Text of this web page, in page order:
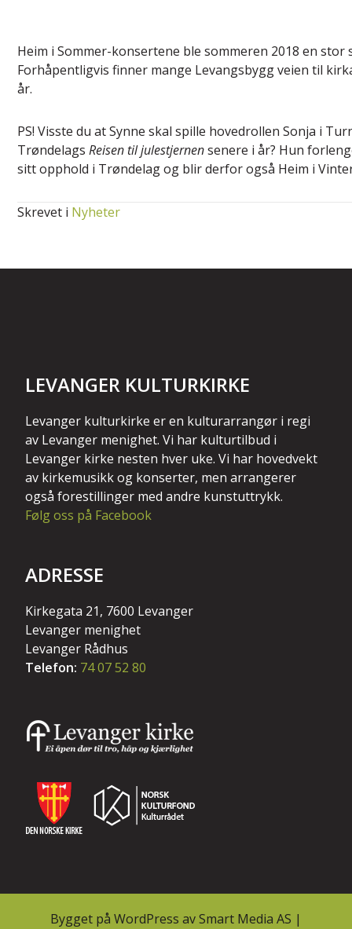
Heim i Sommer-konsertene ble sommeren 2018 en stor
Forhåpentligvis finner mange Levangsbygg veien til
år.
PS! Visste du at Synne skal spille hovedrollen Sonja i
Trøndelags Reisen til julestjernensenere i år? Hun
sitt opphold i Trøndelag og blir derfor også Heim i
Skrevet i Nyheter
LEVANGER KULTURKIRKE
Levanger kulturkirke er en kulturarrangør i regi
av Levanger menighet. Vi har kulturtilbud i
Levanger kirke nesten hver uke. Vi har hovedvekt
av kirkemusikk og konserter, men arrangerer
også forestillinger med andre kunstuttrykk.
Følg oss på Facebook
ADRESSE
Kirkegata 21, 7600 Levanger
Levanger menighet
Levanger Rådhus
Telefon: 74 07 52 80
Bygget på WordPress avSmart Media AS |